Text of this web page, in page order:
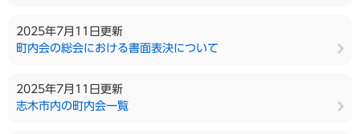
2025年7月11日更新
町内会の総会における書面表決について
2025年7月11日更新
志木市内の町内会一覧